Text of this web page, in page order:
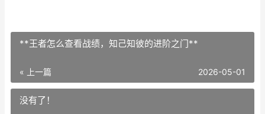
**王者怎么查看战绩，知己知彼的进阶之门**
« 上一篇 2026-05-01
没有了！